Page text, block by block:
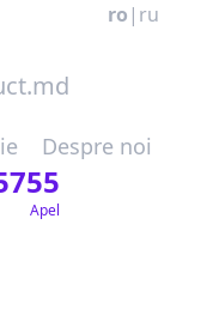
ro | ru
Despre noi
Apel